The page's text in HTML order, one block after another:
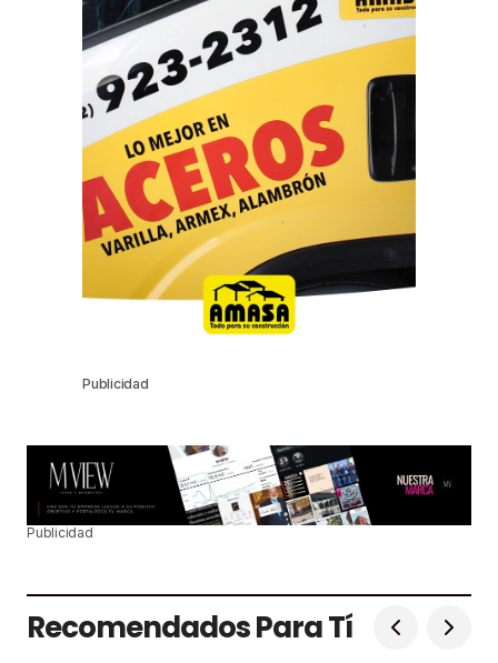
Publicidad
Publicidad
Recomendados Para Tí